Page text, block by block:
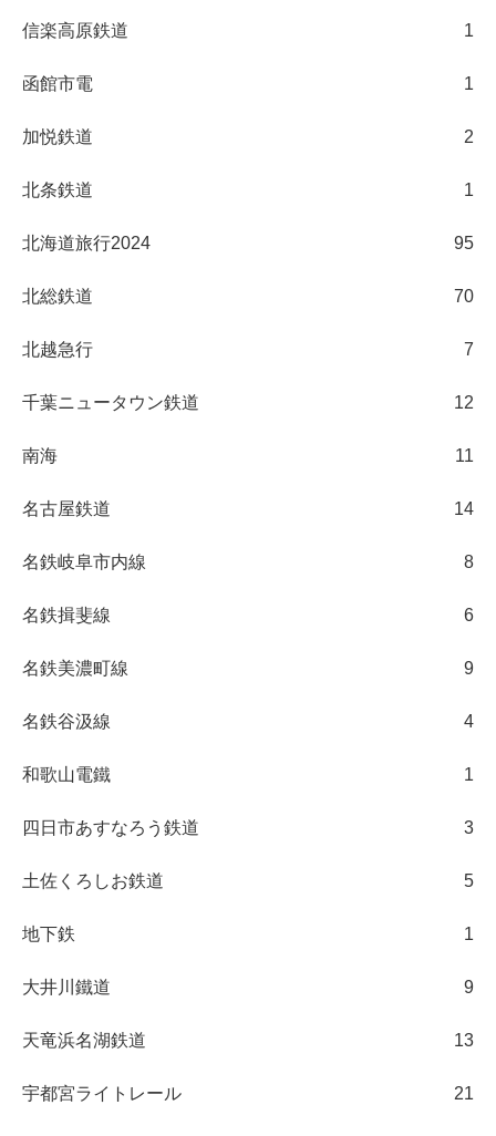
信楽高原鉄道 1
函館市電 1
加悦鉄道 2
北条鉄道 1
北海道旅行2024 95
北総鉄道 70
北越急行 7
千葉ニュータウン鉄道 12
南海 11
名古屋鉄道 14
名鉄岐阜市内線 8
名鉄揖斐線 6
名鉄美濃町線 9
名鉄谷汲線 4
和歌山電鐵 1
四日市あすなろう鉄道 3
土佐くろしお鉄道 5
地下鉄 1
大井川鐵道 9
天竜浜名湖鉄道 13
宇都宮ライトレール 21